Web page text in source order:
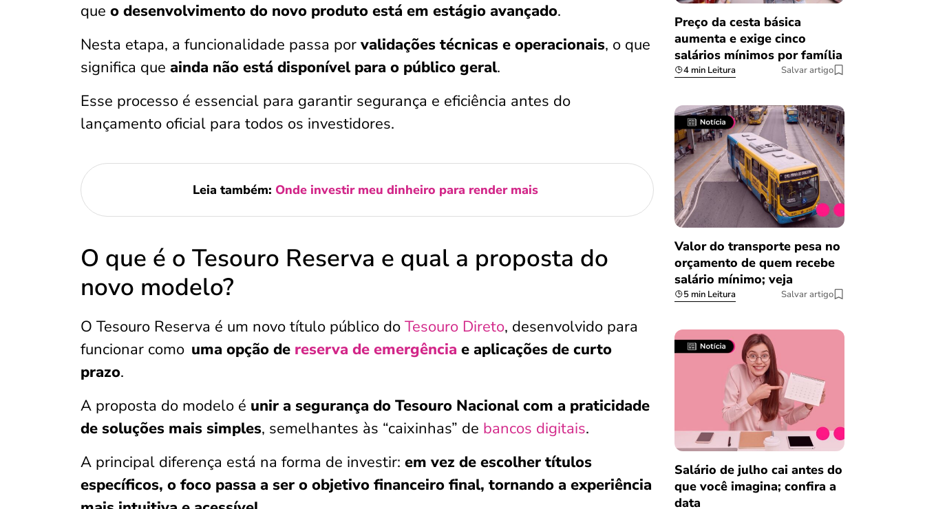
que o desenvolvimento do novo produto está em estágio avançado.
Nesta etapa, a funcionalidade passa por validações técnicas e operacionais, o que
significa que ainda não está disponível para o público geral.
Esse processo é essencial para garantir segurança e eficiência antes do
lançamento oficial para todos os investidores.
Leia também: Onde investir meu dinheiro para render mais
O que é o Tesouro Reserva e qual a proposta do
novo modelo?
O Tesouro Reserva é um novo título público do Tesouro Direto, desenvolvido para
funcionar como uma opção de reserva de emergência e aplicações de curto
prazo.
A proposta do modelo é unir a segurança do Tesouro Nacional com a praticidade
de soluções mais simples, semelhantes às “caixinhas” de bancos digitais.
A principal diferença está na forma de investir: em vez de escolher títulos
específicos, o foco passa a ser o objetivo financeiro final, tornando a experiência
Preço da cesta básica
aumenta e exige cinco
salários mínimos por família
4 min Leitura Salvar artigo
Valor do transporte pesa no
orçamento de quem recebe
salário mínimo; veja
5 min Leitura Salvar artigo
Salário de julho cai antes do
que você imagina; confira a
data